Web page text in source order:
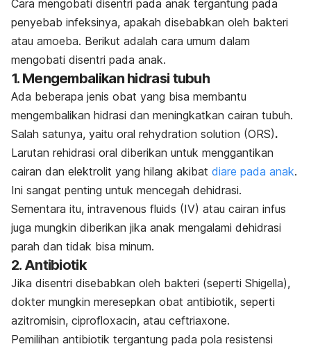
Cara mengobati disentri pada anak tergantung pada
penyebab infeksinya, apakah disebabkan oleh bakteri
atau amoeba. Berikut adalah cara umum dalam
mengobati disentri pada anak.
1. Mengembalikan hidrasi tubuh
Ada beberapa jenis obat yang bisa membantu
mengembalikan hidrasi dan meningkatkan cairan tubuh.
Salah satunya, yaitu oral rehydration solution (ORS).
Larutan rehidrasi oral diberikan untuk menggantikan
cairan dan elektrolit yang hilang akibat diare pada anak.
Ini sangat penting untuk mencegah dehidrasi.
Sementara itu, intravenous fluids (IV) atau cairan infus
juga mungkin diberikan jika anak mengalami dehidrasi
parah dan tidak bisa minum.
2. Antibiotik
Jika disentri disebabkan oleh bakteri (seperti Shigella),
dokter mungkin meresepkan obat antibiotik, seperti
azitromisin, ciprofloxacin, atau ceftriaxone.
Pemilihan antibiotik tergantung pada pola resistensi